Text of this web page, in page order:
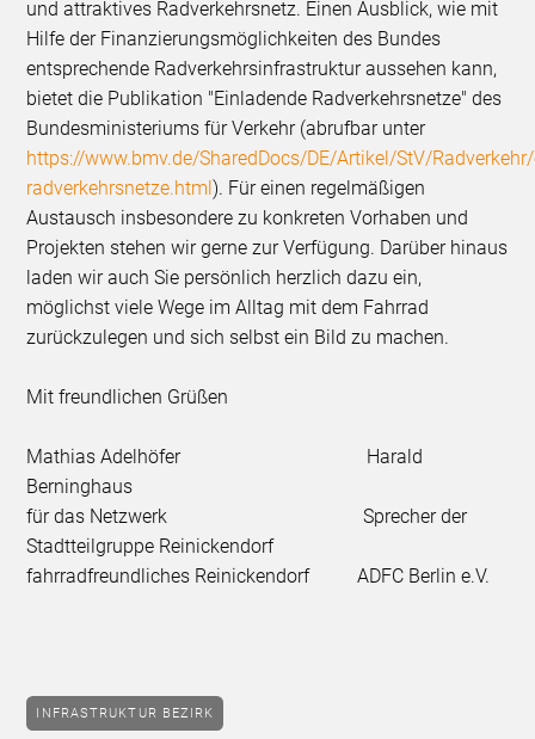
und attraktives Radverkehrsnetz. Einen Ausblick, wie mit
Hilfe der Finanzierungsmöglichkeiten des Bundes
entsprechende Radverkehrsinfrastruktur aussehen kann,
bietet die Publikation "Einladende Radverkehrsnetze" des
Bundesministeriums für Verkehr (abrufbar unter
https://www.bmv.de/SharedDocs/DE/Artikel/StV/
radverkehrsnetze.html ). Für einen regelmäßigen
Austausch insbesondere zu konkreten Vorhaben und
Projekten stehen wir gerne zur Verfügung. Darüber hinaus
laden wir auch Sie persönlich herzlich dazu ein,
möglichst viele Wege im Alltag mit dem Fahrrad
zurückzulegen und sich selbst ein Bild zu machen.
Mit freundlichen Grüßen
Mathias Adelhöfer Harald
Berninghaus
für das Netzwerk Sprecher der
Stadtteilgruppe Reinickendorf
fahrradfreundliches Reinickendorf ADFC Berlin e.V.
INFRASTRUKTUR BEZIRK